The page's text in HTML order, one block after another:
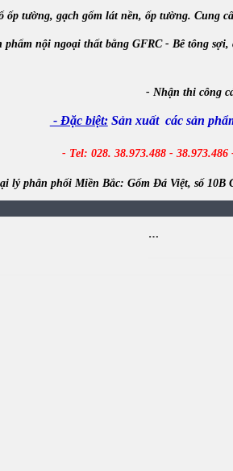
ốp tường, gạch gốm lát nền, ốp tường. Cung
phẩm nội ngoại thất bằng GFRC - Bê tông
- Nhận thi công
- Đặc biệt: Sản xuất các sản
- Tel: 028. 38.973.488 - 38.973.486
lý phân phối Miền Bắc: Gốm Đá Việt, số
…